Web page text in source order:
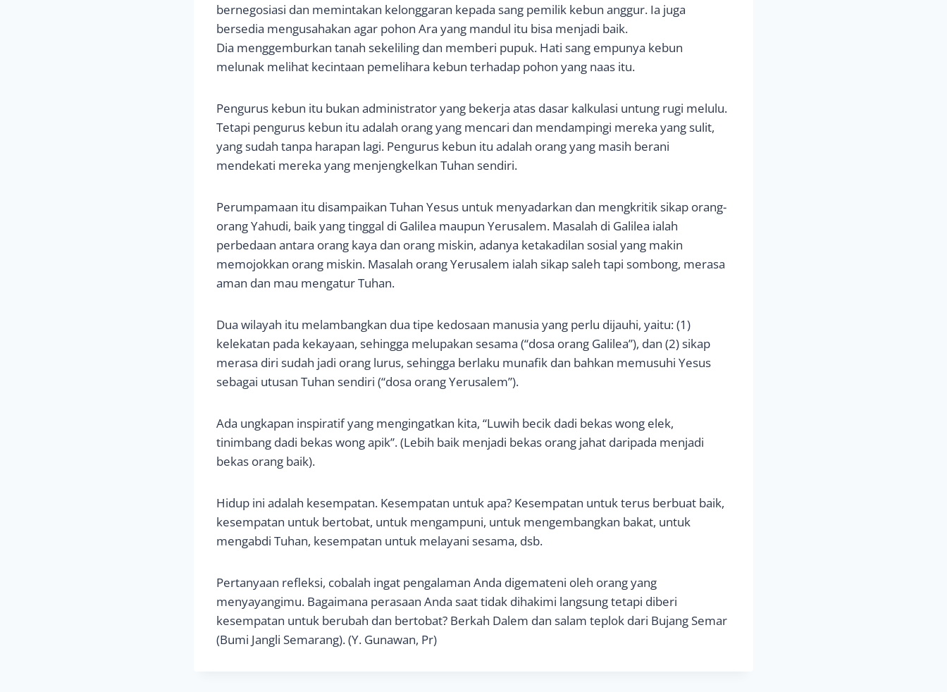
bernegosiasi dan memintakan kelonggaran kepada sang pemilik kebun anggur. Ia juga
bersedia mengusahakan agar pohon Ara yang mandul itu bisa menjadi baik.
Dia menggemburkan tanah sekeliling dan memberi pupuk. Hati sang empunya kebun
melunak melihat kecintaan pemelihara kebun terhadap pohon yang naas itu.
Pengurus kebun itu bukan administrator yang bekerja atas dasar kalkulasi untung rugi melulu.
Tetapi pengurus kebun itu adalah orang yang mencari dan mendampingi mereka yang sulit,
yang sudah tanpa harapan lagi. Pengurus kebun itu adalah orang yang masih berani
mendekati mereka yang menjengkelkan Tuhan sendiri.
Perumpamaan itu disampaikan Tuhan Yesus untuk menyadarkan dan mengkritik sikap orang-
orang Yahudi, baik yang tinggal di Galilea maupun Yerusalem. Masalah di Galilea ialah
perbedaan antara orang kaya dan orang miskin, adanya ketakadilan sosial yang makin
memojokkan orang miskin. Masalah orang Yerusalem ialah sikap saleh tapi sombong, merasa
aman dan mau mengatur Tuhan.
Dua wilayah itu melambangkan dua tipe kedosaan manusia yang perlu dijauhi, yaitu: (1)
kelekatan pada kekayaan, sehingga melupakan sesama (“dosa orang Galilea”), dan (2) sikap
merasa diri sudah jadi orang lurus, sehingga berlaku munafik dan bahkan memusuhi Yesus
sebagai utusan Tuhan sendiri (“dosa orang Yerusalem”).
Ada ungkapan inspiratif yang mengingatkan kita, “Luwih becik dadi bekas wong elek,
tinimbang dadi bekas wong apik”. (Lebih baik menjadi bekas orang jahat daripada menjadi
bekas orang baik).
Hidup ini adalah kesempatan. Kesempatan untuk apa? Kesempatan untuk terus berbuat baik,
kesempatan untuk bertobat, untuk mengampuni, untuk mengembangkan bakat, untuk
mengabdi Tuhan, kesempatan untuk melayani sesama, dsb.
Pertanyaan refleksi, cobalah ingat pengalaman Anda digemateni oleh orang yang
menyayangimu. Bagaimana perasaan Anda saat tidak dihakimi langsung tetapi diberi
kesempatan untuk berubah dan bertobat? Berkah Dalem dan salam teplok dari Bujang Semar
(Bumi Jangli Semarang). (Y. Gunawan, Pr)